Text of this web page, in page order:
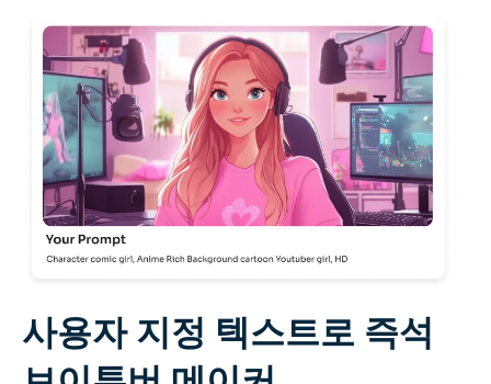
인물 사진 도구
헤어스타일 체인저
옷 교환기
AI 베이비
AI 필터
헤드샷 생성기 프로
사용자 지정 텍스트로 즉석